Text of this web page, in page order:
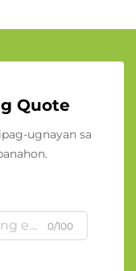
Quote
ugnayan sa
0/100